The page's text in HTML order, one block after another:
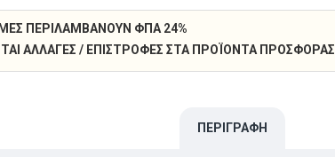
ΠΕΡΙΛΑΜΒΆΝΟΥΝ ΦΠΑ 24%
ΑΛΛΑΓΈΣ / ΕΠΙΣΤΡΟΦΈΣ ΣΤΑ ΠΡΟΪΌΝΤΑ ΠΡΟΣΦΟΡΆΣ
ΠΕΡΙΓΡΑΦΉ